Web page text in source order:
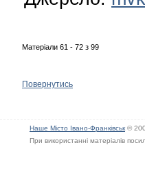
Матеріали 61 - 72 з 99
Повернутись
Наше Місто Івано-Франківськ ©
При використанні матеріалів